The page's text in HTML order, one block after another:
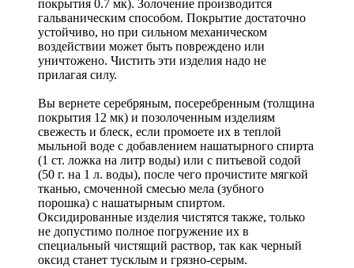
покрытия 0.7 мк). Золочение производится
гальваническим способом. Покрытие достаточно
устойчиво, но при сильном механическом
воздействии может быть повреждено или
уничтожено. Чистить эти изделия надо не
прилагая силу.
Вы вернете серебряным, посеребренным (толщина
покрытия 12 мк) и позолоченным изделиям
свежесть и блеск, если промоете их в теплой
мыльной воде с добавлением нашатырного спирта
(1 ст. ложка на литр воды) или с питьевой содой
(50 г. на 1 л. воды), после чего прочистите мягкой
тканью, смоченной смесью мела (зубного
порошка) с нашатырным спиртом.
Оксидированные изделия чистятся также, только
не допустимо полное погружение их в
специальный чистящий раствор, так как черный
оксид станет тусклым и грязно-серым.